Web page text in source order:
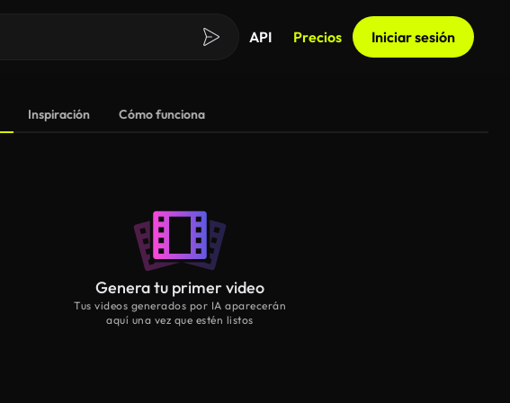
API Precios Iniciar sesión
Inspiración Cómo funciona
Genera tu primer video
Tus videos generados por IA aparecerán
aquí una vez que estén listos